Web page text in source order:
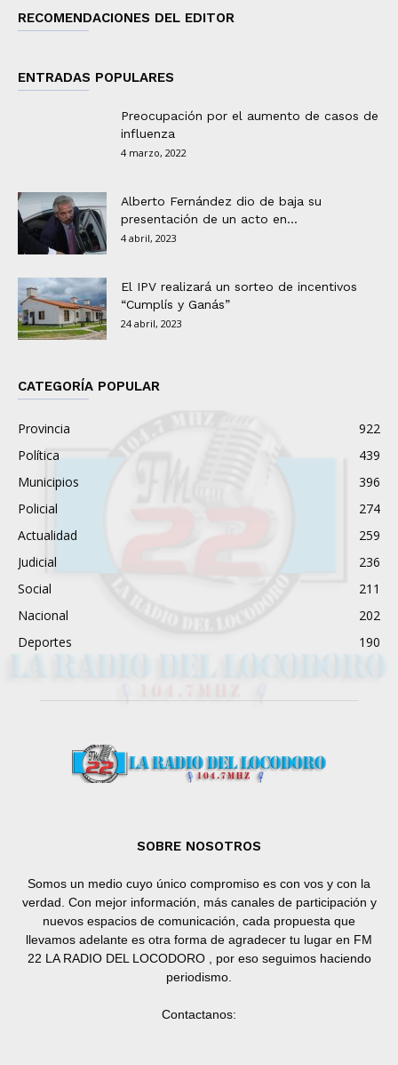
RECOMENDACIONES DEL EDITOR
ENTRADAS POPULARES
Preocupación por el aumento de casos de
influenza
4 marzo, 2022
Alberto Fernández dio de baja su
presentación de un acto en...
4 abril, 2023
El IPV realizará un sorteo de incentivos
“Cumplís y Ganás”
24 abril, 2023
CATEGORÍA POPULAR
Provincia
922
Política
439
Municipios
396
Policial
274
Actualidad
259
Judicial
236
Social
211
Nacional
202
Deportes
190
SOBRE NOSOTROS
Somos un medio cuyo único compromiso es con vos y con la
verdad. Con mejor información, más canales de participación y
nuevos espacios de comunicación, cada propuesta que
llevamos adelante es otra forma de agradecer tu lugar en FM
22 LA RADIO DEL LOCODORO , por eso seguimos haciendo
periodismo.
Contactanos: